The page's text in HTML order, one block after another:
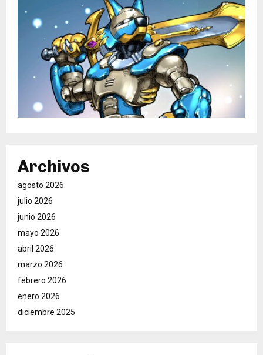
Archivos
agosto 2026
julio 2026
junio 2026
mayo 2026
abril 2026
marzo 2026
febrero 2026
enero 2026
diciembre 2025